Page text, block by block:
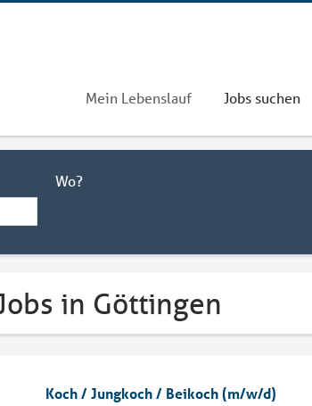
Mein Lebenslauf Jobs suchen
Wo?
in Göttingen
Koch / Jungkoch / Beikoch (m/w/d)